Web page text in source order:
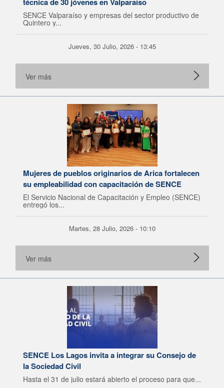
SENCE Valparaíso y empresas del sector productivo de
Quintero y...
Jueves, 30 Julio, 2026 - 13:45
Ver más
Mujeres de pueblos originarios de Arica fortalecen
su empleabilidad con capacitación de SENCE
El Servicio Nacional de Capacitación y Empleo (SENCE)
entregó los...
Martes, 28 Julio, 2026 - 10:10
Ver más
SENCE Los Lagos invita a integrar su Consejo de
la Sociedad Civil
Hasta el 31 de julio estará abierto el proceso para que...